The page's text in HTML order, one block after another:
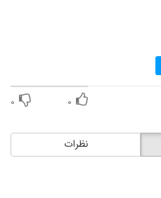
۰ ۰
نظرات